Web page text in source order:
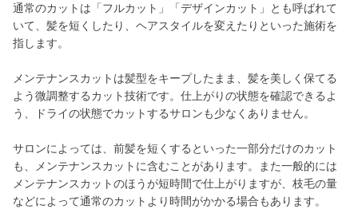
通常のカットは「フルカット」「デザインカット」とも呼ばれて
いて、髪を短くしたり、ヘアスタイルを変えたりといった施術を
指します。
メンテナンスカットは髪型をキープしたまま、髪を美しく保てる
よう微調整するカット技術です。仕上がりの状態を確認できるよ
う、ドライの状態でカットするサロンも少なくありません。
サロンによっては、前髪を短くするといった一部分だけのカット
も、メンテナンスカットに含むことがあります。また一般的には
メンテナンスカットのほうが短時間で仕上がりますが、枝毛の量
などによって通常のカットより時間がかかる場合もあります。